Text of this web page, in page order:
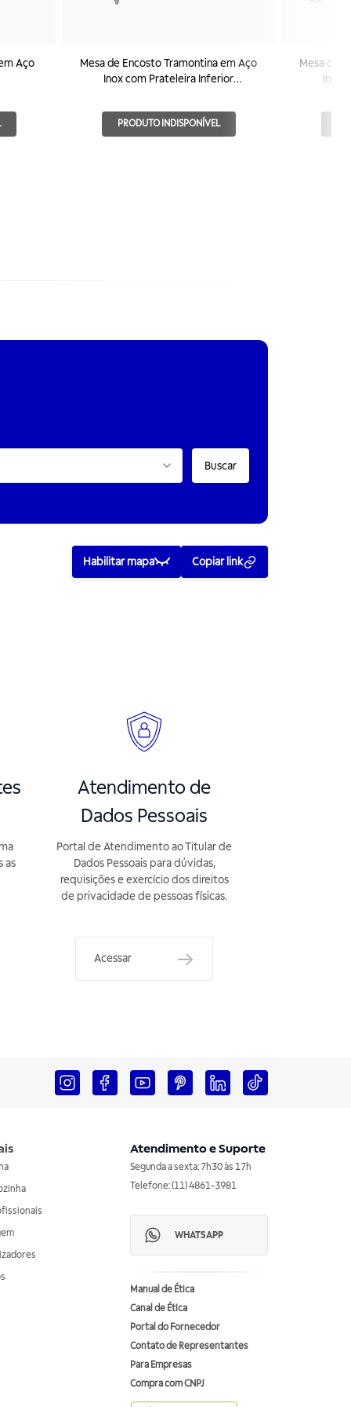
Aço
Mesa de Encosto Tramontina em Aço
Inox com Prateleira Inferior
PRODUTO INDISPONÍVEL
Mesa de
Inox
Buscar
Habilitar mapa Copiar link
as
Atendimento de
Dados Pessoais
Portal de Atendimento ao Titular de
Dados Pessoais para dúvidas,
requisições e exercício dos direitos
de privacidade de pessoas físicas.
Acessar
Atendimento e Suporte
Segunda a sexta: 7h30 às 17h
Telefone: (11) 4861-3981
WHATSAPP
Manual de Ética
Canal de Ética
Portal do Fornecedor
Contato de Representantes
Para Empresas
Compra com CNPJ